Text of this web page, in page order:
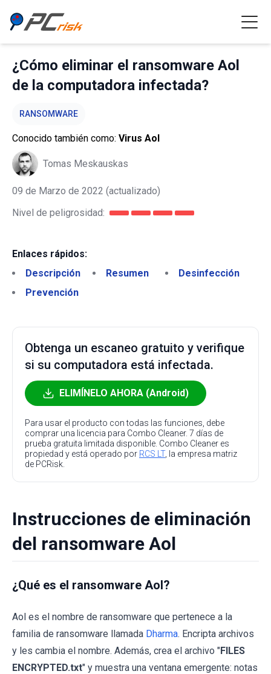
¿Cómo eliminar el ransomware Aol
de la computadora infectada?
RANSOMWARE
Conocido también como: Virus Aol
Tomas Meskauskas
09 de Marzo de 2022 (actualizado)
Nivel de peligrosidad:
Enlaces rápidos:
Descripción
Resumen
Desinfección
Prevención
Obtenga un escaneo gratuito y verifique
si su computadora está infectada.
ELIMÍNELO AHORA (Android)
Para usar el producto con todas las funciones, debe
comprar una licencia para Combo Cleaner. 7 días de
prueba gratuita limitada disponible. Combo Cleaner es
propiedad y está operado por RCS LT, la empresa matriz
de PCRisk.
Instrucciones de eliminación
del ransomware Aol
¿Qué es el ransomware Aol?
Aol es el nombre de ransomware que pertenece a la
familia de ransomware llamada Dharma. Encripta archivos
y les cambia el nombre. Además, crea el archivo "FILES
ENCRYPTED.txt" y muestra una ventana emergente: notas